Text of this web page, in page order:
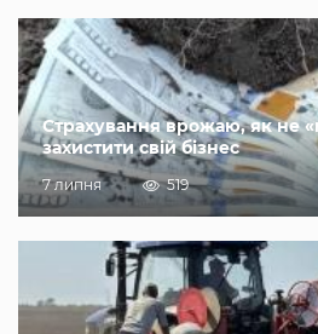
Страхування врожаю, як не
захистити свій бізнес
7 липня 519